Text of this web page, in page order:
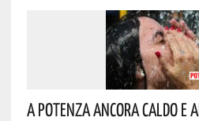
A Potenza Ancora Caldo E